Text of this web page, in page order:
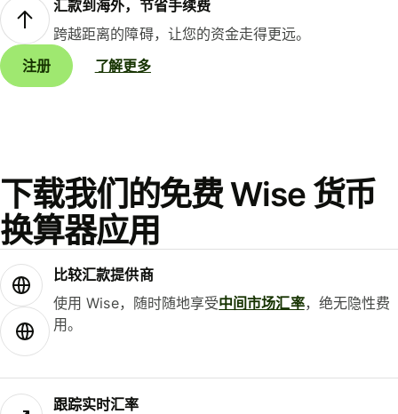
汇款到海外，节省手续费
跨越距离的障碍，让您的资金走得更远。
注册
了解更多
下载我们的免费 Wise 货币
换算器应用
比较汇款提供商
使用 Wise，随时随地享受中间市场汇率，绝无隐性费
用。
跟踪实时汇率